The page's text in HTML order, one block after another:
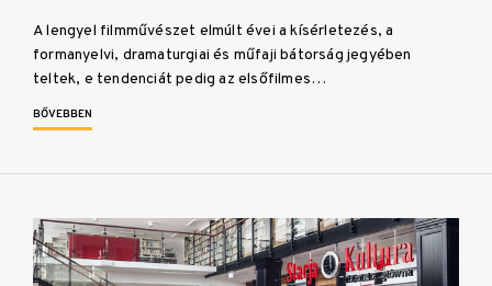
A lengyel filmművészet elmúlt évei a kísérletezés, a
formanyelvi, dramaturgiai és műfaji bátorság jegyében
teltek, e tendenciát pedig az elsőfilmes…
BŐVEBBEN